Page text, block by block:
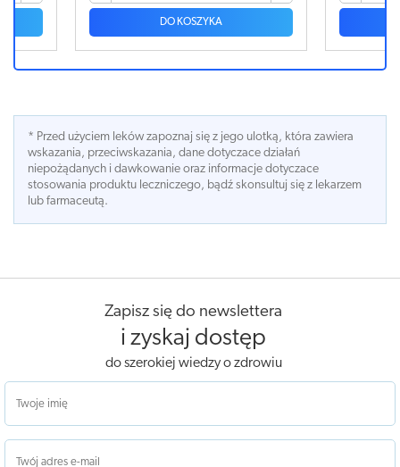
DO KOSZYKA
* Przed użyciem leków zapoznaj się z jego ulotką, która zawiera
wskazania, przeciwskazania, dane dotyczace działań
niepożądanych i dawkowanie oraz informacje dotyczace
stosowania produktu leczniczego, bądź skonsultuj się z lekarzem
lub farmaceutą.
Zapisz się do newslettera
i zyskaj dostęp
do szerokiej wiedzy o zdrowiu